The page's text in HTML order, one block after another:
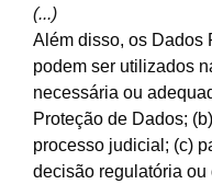
(...)
Além disso, os Dados
podem ser utilizados
necessária ou
Proteção de Dados;
processo judicial; (c)
decisão regulatória